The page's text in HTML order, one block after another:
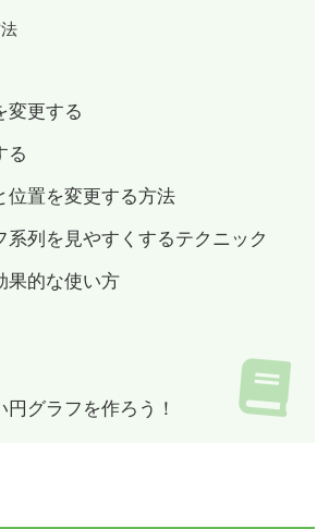
変更する
る
位置を変更する方法
列を見やすくするテクニック
果的な使い方
グラフを作ろう！